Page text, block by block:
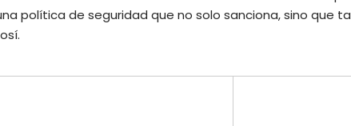
política de seguridad que no solo sanciona, sino que